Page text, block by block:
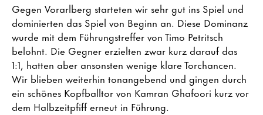
Gegen Vorarlberg starteten wir sehr gut ins Spiel und
dominierten das Spiel von Beginn an. Diese Dominanz
wurde mit dem Führungstreffer von Timo Petritsch
belohnt. Die Gegner erzielten zwar kurz darauf das
1:1, hatten aber ansonsten wenige klare Torchancen.
Wir blieben weiterhin tonangebend und gingen durch
ein schönes Kopfballtor von Kamran Ghafoori kurz vor
dem Halbzeitpfiff erneut in Führung.